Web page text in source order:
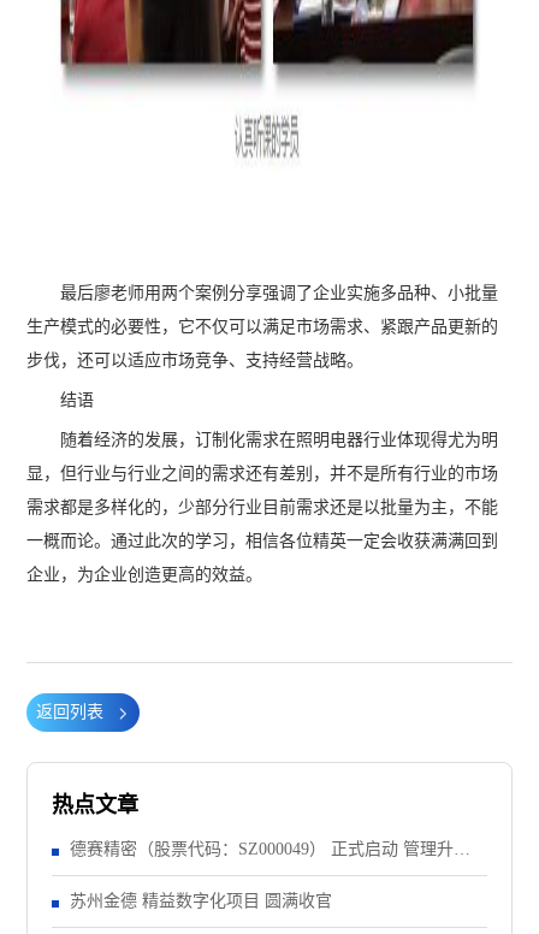
最后廖老师用两个案例分享强调了企业实施多品种、小批量
生产模式的必要性，它不仅可以满足市场需求、紧跟产品更新的
步伐，还可以适应市场竞争、支持经营战略。
结语
随着经济的发展，订制化需求在照明电器行业体现得尤为明
显，但行业与行业之间的需求还有差别，并不是所有行业的市场
需求都是多样化的，少部分行业目前需求还是以批量为主，不能
一概而论。通过此次的学习，相信各位精英一定会收获满满回到
企业，为企业创造更高的效益。
返回列表
热点文章
德赛精密（股票代码：SZ000049） 正式启动 管理升级&
精益注塑项目！
苏州金德 精益数字化项目 圆满收官